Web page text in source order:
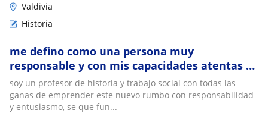
Valdivia
Historia
me defino como una persona muy
responsable y con mis capacidades atentas y
dispuestas
soy un profesor de historia y trabajo social con todas las
ganas de emprender este nuevo rumbo con responsabilidad
y entusiasmo, se que fun...